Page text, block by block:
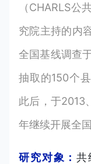
（CHARLS公
究院主持的内
全国基线调查
抽取的150个
此后，于2013
年继续开展全
研究对象：共